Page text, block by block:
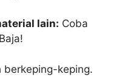
lain: Coba
berkeping-keping.